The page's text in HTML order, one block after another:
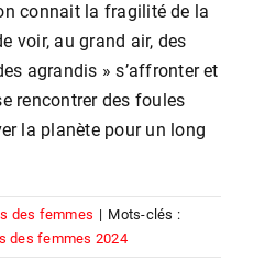
connait la fragilité de la
voir, au grand air, des
agrandis » s’affronter et
rencontrer des foules
la planète pour un long
des femmes | Mots-clés :
des femmes 2024